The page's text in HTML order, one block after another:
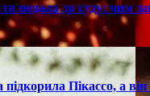
подала до суду: чим
Пікассо, а